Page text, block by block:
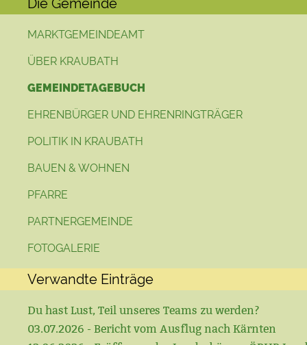
MARKTGEMEINDEAMT
ÜBER KRAUBATH
GEMEINDETAGEBUCH
EHRENBÜRGER UND EHRENRINGTRÄGER
POLITIK IN KRAUBATH
BAUEN & WOHNEN
PFARRE
PARTNERGEMEINDE
FOTOGALERIE
Verwandte Einträge
Du hast Lust, Teil unseres Teams zu werden?
03.07.2026 - Bericht vom Ausflug nach Kärnten